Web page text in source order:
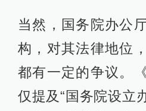
当然，国务院办公
构，对其法律地位
都有一定的争议。
仅提及“国务院设立